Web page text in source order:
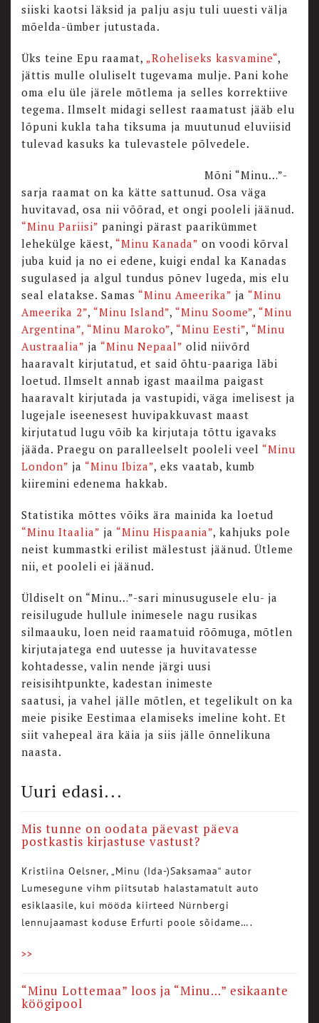
siiski kaotsi läksid ja palju asju tuli uuesti välja
mõelda-ümber jutustada.
Üks teine Epu raamat, „Roheliseks kasvamine“,
jättis mulle oluliselt tugevama mulje. Pani kohe
oma elu üle järele mõtlema ja selles korrektiive
tegema. Ilmselt midagi sellest raamatust jääb elu
lõpuni kukla taha tiksuma ja muutunud eluviisid
tulevad kasuks ka tulevastele põlvedele.
Mõni “Minu…”-
sarja raamat on ka kätte sattunud. Osa väga
huvitavad, osa nii võõrad, et ongi pooleli jäänud.
“Minu Pariisi” paningi pärast paarikümmet
lehekülge käest, “Minu Kanada” on voodi kõrval
juba kuid ja no ei edene, kuigi endal ka Kanadas
sugulased ja algul tundus põnev lugeda, mis elu
seal elatakse. Samas “Minu Ameerika” ja “Minu
Ameerika 2”, “Minu Island”, “Minu Soome”, “Minu
Argentina”, “Minu Maroko”, “Minu Eesti”, “Minu
Austraalia” ja “Minu Nepaal” olid niivõrd
haaravalt kirjutatud, et said õhtu-paariga läbi
loetud. Ilmselt annab igast maailma paigast
haaravalt kirjutada ja vastupidi, väga imelisest ja
lugejale iseenesest huvipakkuvast maast
kirjutatud lugu võib ka kirjutaja tõttu igavaks
jääda. Praegu on paralleelselt pooleli veel “Minu
London” ja “Minu Ibiza”, eks vaatab, kumb
kiiremini edenema hakkab.
Statistika mõttes võiks ära mainida ka loetud
“Minu Itaalia” ja “Minu Hispaania”, kahjuks pole
neist kummastki erilist mälestust jäänud. Ütleme
nii, et pooleli ei jäänud.
Üldiselt on “Minu…”-sari minusugusele elu- ja
reisilugude hullule inimesele nagu rusikas
silmaauku, loen neid raamatuid rõõmuga, mõtlen
kirjutajatega end uutesse ja huvitavatesse
kohtadesse, valin nende järgi uusi
reisisihtpunkte, kadestan inimeste
saatusi, ja vahel jälle mõtlen, et tegelikult on ka
meie pisike Eestimaa elamiseks imeline koht. Et
siit vahepeal ära käia ja siis jälle õnnelikuna
naasta.
Uuri edasi...
Mis tunne on oodata päevast päeva
postkastis kirjastuse vastust?
Kristiina Oelsner, „Minu (Ida-)Saksamaa“ autor
Lumesegune vihm piitsutab halastamatult auto
esiklaasile, kui mööda kiirteed Nürnbergi
lennujaamast koduse Erfurti poole sõidame….
>>
“Minu Lottemaa” loos ja “Minu…” esikaante
köögipool